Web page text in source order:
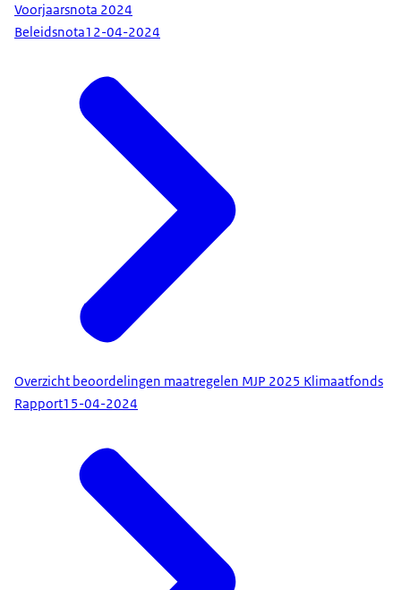
Voorjaarsnota 2024
Beleidsnota12-04-2024
Overzicht beoordelingen maatregelen MJP 2025 Klimaatfonds
Rapport15-04-2024